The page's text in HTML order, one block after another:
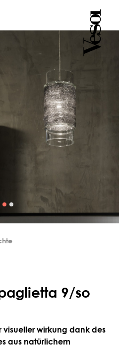
9/so
wirkung dank des
aus natürlichem